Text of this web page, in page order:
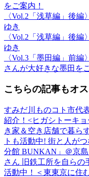
をご案内！
〈Vol.2「浅草編」後
ゆき
〈Vol.2「浅草編」後
ゆき
〈Vol.3「墨田編」前
さんが大好きな墨田を
こちらの記事もオ
すみだ川ものコト市代
紹介！<ヒガシトーキ
き家＆空き店舗で暮ら
トも活動中! 街と人が
分館 BUNKAN」＠京
さん 旧鉄工所を自らの
活動中！＜東東京に住